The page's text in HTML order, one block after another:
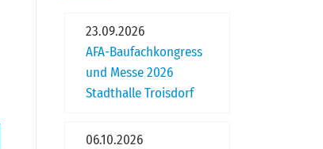
23.09.2026
AFA-Baufachkongress
und Messe 2026
Stadthalle Troisdorf
06.10.2026